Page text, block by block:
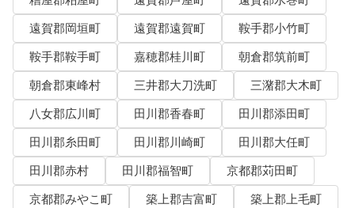
遠賀郡岡垣町
遠賀郡遠賀町
鞍手郡小竹町
鞍手郡鞍手町
嘉穂郡桂川町
朝倉郡筑前町
朝倉郡東峰村
三井郡大刀洗町
三潴郡大木町
八女郡広川町
田川郡香春町
田川郡添田町
田川郡糸田町
田川郡川崎町
田川郡大任町
田川郡赤村
田川郡福智町
京都郡苅田町
京都郡みやこ町
築上郡吉富町
築上郡上毛町